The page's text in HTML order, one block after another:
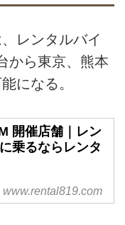
を持して発表して
ドベンチャーだ。
アドバンスモデルで
もはやアドベンチ
イティングな出来映
レンタルバイ
から東京、熊本
になる。
開催店舗｜レン
乗るならレンタ
www.rental819.com